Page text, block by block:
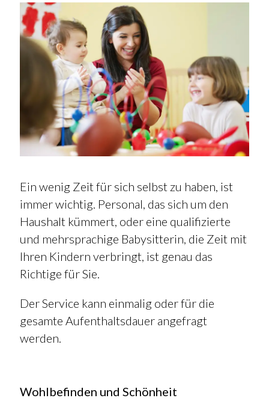
Ein wenig Zeit für sich selbst zu haben, ist
immer wichtig. Personal, das sich um den
Haushalt kümmert, oder eine qualifizierte
und mehrsprachige Babysitterin, die Zeit mit
Ihren Kindern verbringt, ist genau das
Richtige für Sie.
Der Service kann einmalig oder für die
gesamte Aufenthaltsdauer angefragt
werden.
Wohlbefinden und Schönheit